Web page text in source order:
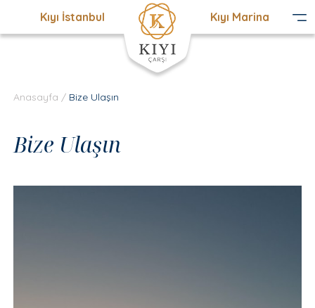
Kıyı İstanbul Kıyı Marina
Anasayfa / Bize Ulaşın
Bize Ulaşın